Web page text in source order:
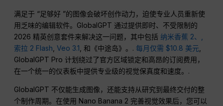
满足于 “足够好 ”的图像会破坏创作动力，迫使专业人员重新使
用乏味的编辑软件。GlobalGPT 通过提供即时、不受限制的
2026 精英创意套件来解决这一问题，其中包括 纳米香蕉 2、,
索拉 2 Flash ,Veo 3.1 , 和《中途岛》。.每月仅需 $10.8 美元
GlobalGPT Pro 计划绕过了官方区域锁定和高昂的订阅费用，
在一个统一的仪表板中提供专业级的视觉保真度和速度。.
GlobalGPT 不仅能生成图像，还能支持从研究到最终交付的整
个制作周期。在使用 Nano Banana 2 完善视觉效果后，您可以